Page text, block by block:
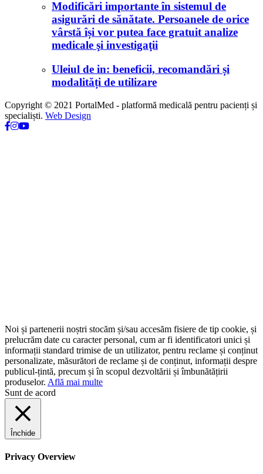
Modificări importante în sistemul de
asigurări de sănătate. Persoanele de orice
vârstă își vor putea face gratuit analize
medicale şi investigaţii
Uleiul de in: beneficii, recomandări și
modalități de utilizare
Copyright © 2021 PortalMed - platformă medicală pentru pacienți și
specialiști. Web Design
Noi și partenerii noștri stocăm și/sau accesăm fisiere de tip cookie, și
prelucrăm date cu caracter personal, cum ar fi identificatori unici și
informații standard trimise de un utilizator, pentru reclame și conținut
personalizate, măsurători de reclame și de conținut, informații despre
publicul-țintă, precum și în scopul dezvoltării și îmbunătățirii
produselor. Află mai multe
Sunt de acord
Închide
Privacy Overview